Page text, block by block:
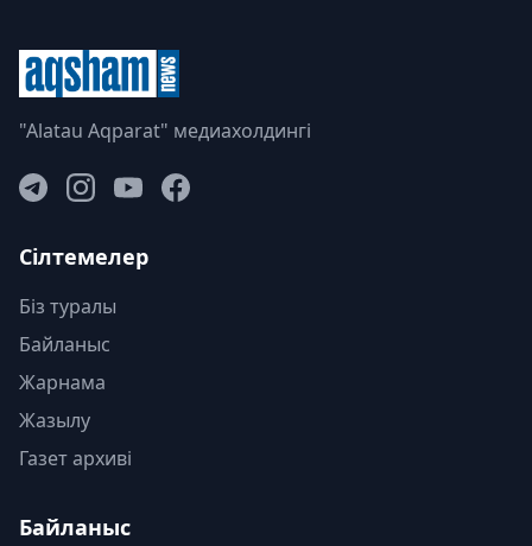
"Alatau Aqparat" медиахолдингі
Сілтемелер
Біз туралы
Байланыс
Жарнама
Жазылу
Газет архиві
Байланыс